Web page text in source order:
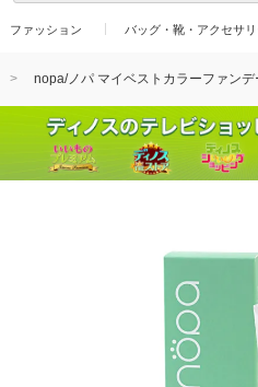
ファッション バッグ・靴・アクセサリ
nopa/ノパ マイベストカラーファン